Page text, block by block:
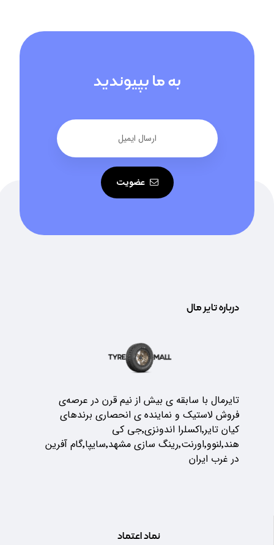
به ما بپیوندید
عضویت
درباره تایر مال
تایرمال با سابقه ی بیش از نیم قرن در عرصه‌ی
فروش لاستیک و نماینده ی انحصاری برندهای
کیان تایر٬اکسلرا اندونزی٬جی کی
هند٬لنوو٬اورنت٬رینگ سازی مشهد٬سایپا٬گام آفرین
در غرب ایران
نماد اعتماد